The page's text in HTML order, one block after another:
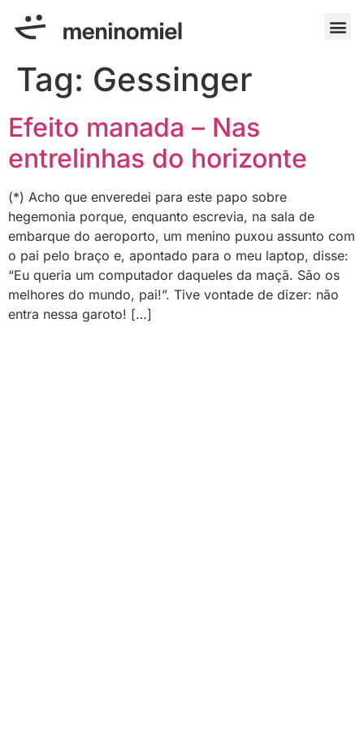
Tag: Gessinger
Efeito manada – Nas
entrelinhas do horizonte
(*) Acho que enveredei para este papo sobre
hegemonia porque, enquanto escrevia, na sala de
embarque do aeroporto, um menino puxou assunto com
o pai pelo braço e, apontado para o meu laptop, disse:
“Eu queria um computador daqueles da maçã. São os
melhores do mundo, pai!”. Tive vontade de dizer: não
entra nessa garoto! […]